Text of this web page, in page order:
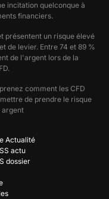
incitation quelconque à
financiers.
présentent un risque élevé
de levier. Entre 74 et 89 %
de l'argent lors de la
comment les CFD
de prendre le risque
argent
Actualité
actu
dossier